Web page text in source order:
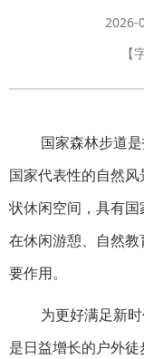
2026-
【
国家森林步道
国家代表性的自然
状休闲空间，具有国
在休闲游憩、自然
要作用。
为更好满足新
是日益增长的户外